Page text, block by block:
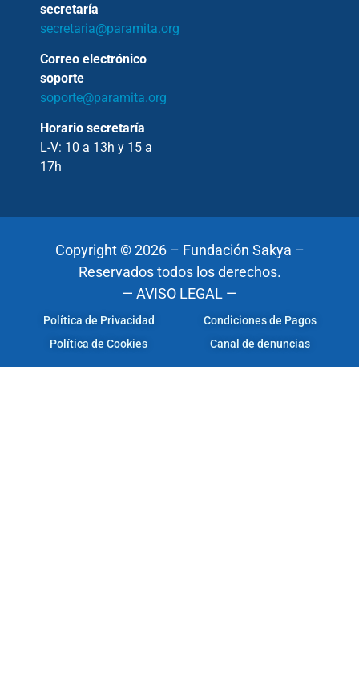
secretaría
secretaria@paramita.org
Correo electrónico
soporte
soporte@paramita.org
Horario secretaría
L-V: 10 a 13h y 15 a
17h
Copyright © 2026 – Fundación Sakya –
Reservados todos los derechos.
— AVISO LEGAL —
Política de Privacidad
Condiciones de Pagos
Política de Cookies
Canal de denuncias